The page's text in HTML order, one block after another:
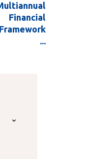
Financial
Framework
...